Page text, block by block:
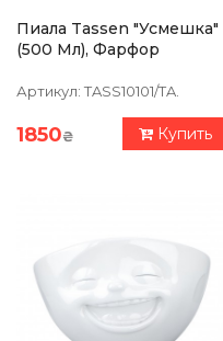
Пиала Tassen "Усмешка"
(500 Мл), Фарфор
Артикул: TASS10101/TA.
1850₴ Купить